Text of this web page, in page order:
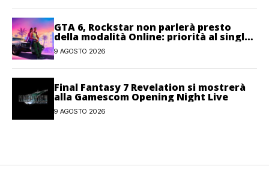
GTA 6, Rockstar non parlerà presto
della modalità Online: priorità al single-
player
9 AGOSTO 2026
Final Fantasy 7 Revelation si mostrerà
alla Gamescom Opening Night Live
9 AGOSTO 2026